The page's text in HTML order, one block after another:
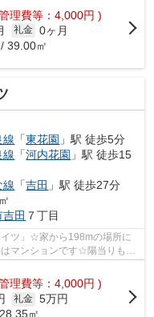
理費等：4,000円 )
礼金 0ヶ月
39.00㎡
線 「東花園 」駅 徒歩5分
線 「河内花園 」駅 徒歩15
線 「吉田 」駅 徒歩27分
吉田 ７丁目
ツ」☆家から198mの場所に
マンションです☆陽当りも良
理費等：4,000円 )
礼金 5万円
㎡